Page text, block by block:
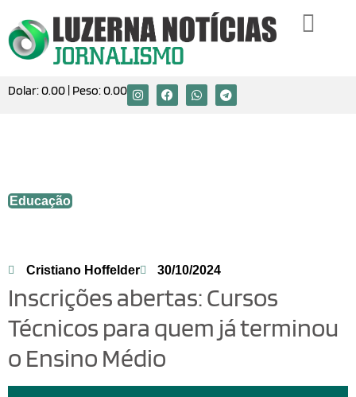
Dolar:0.00 | Peso:0.00
Educação
Cristiano Hoffelder 30/10/2024
Inscrições abertas: Cursos
Técnicos para quem já terminou
o Ensino Médio